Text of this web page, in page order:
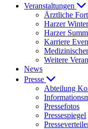
Veranstaltungen
Ärztliche
Harzer
Harzer
Karriere
Weitere
News
Presse
Abteilung
Pressefotos
Pressespiegel